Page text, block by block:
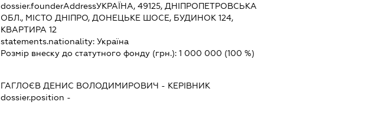
dossier.founderAddressУКРАЇНА, 49125, ДНІПРОПЕТРОВСЬКА
ОБЛ., МІСТО ДНІПРО, ДОНЕЦЬКЕ ШОСЕ, БУДИНОК 124,
КВАРТИРА 12
statements.nationality: Україна
Розмір внеску до статутного фонду (грн.): 1 000 000 (100 %)
ГАГЛОЄВ ДЕНИС ВОЛОДИМИРОВИЧ - КЕРІВНИК
dossier.position -